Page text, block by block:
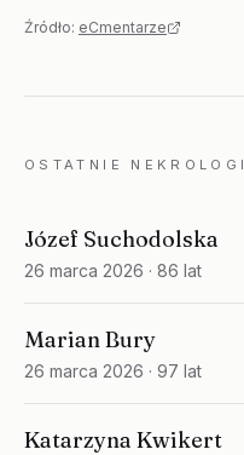
Źródło: eCmentarze
OSTATNIE NEKROLOGI
Józef Suchodolska
26 marca 2026 · 86 lat
Marian Bury
26 marca 2026 · 97 lat
Katarzyna Kwikert